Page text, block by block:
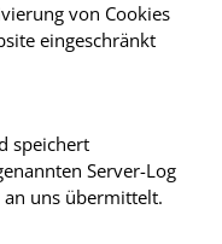
von Cookies
eingeschränkt
speichert
Server-Log
uns übermittelt.